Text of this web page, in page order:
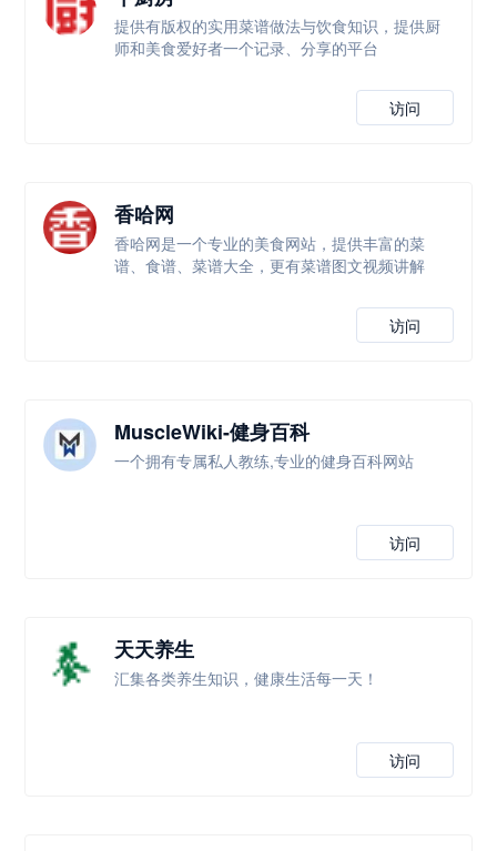
提供有版权的实用菜谱做法与饮食知识，提供厨
师和美食爱好者一个记录、分享的平台
访问
香哈网
香哈网是一个专业的美食网站，提供丰富的菜
谱、食谱、菜谱大全，更有菜谱图文视频讲解
访问
MuscleWiki-健身百科
一个拥有专属私人教练,专业的健身百科网站
访问
天天养生
汇集各类养生知识，健康生活每一天！
访问